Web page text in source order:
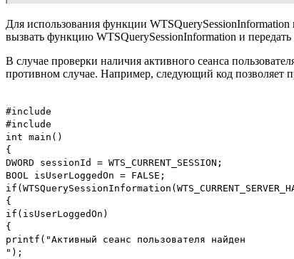
Для использования функции
вызвать функцию WTSQuerySessionInformation и
В случае проверки наличия активного сеанса
противном случае. Например, следующий код позволяет
#include
#include
int main()
{
DWORD sessionId = WTS_CURRENT_SESSION;
BOOL isUserLoggedOn = FALSE;
{
if(isUserLoggedOn)
{
printf("Активный сеанс пользователя найден
");